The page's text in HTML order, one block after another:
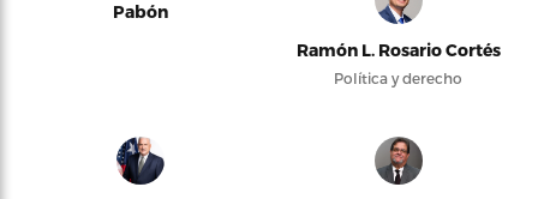
Pabón
Ramón L. Rosario Cortés
Política y derecho